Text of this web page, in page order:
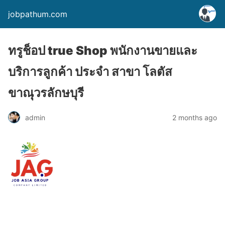
jobpathum.com
ทรูช็อป true Shop พนักงานขายและ
บริการลูกค้า ประจำ สาขา โลตัส
ขาณุวรลักษบุรี
admin 2 months ago